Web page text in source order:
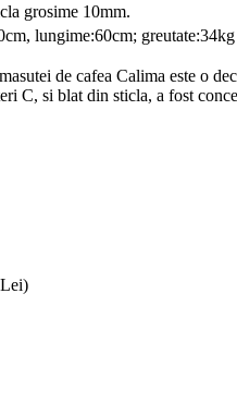
grosime 10mm.
lungime:60cm; greutate:34kg
de cafea Calima este o
C, si blat din sticla, a fost